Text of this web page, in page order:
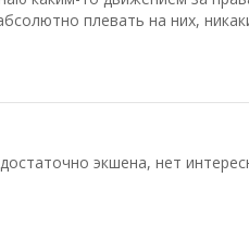
плевать на них,
экшена, нет